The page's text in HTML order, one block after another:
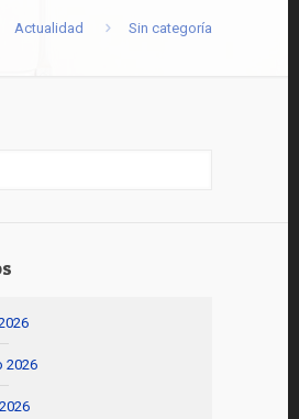
Actualidad Sin categoría
2026